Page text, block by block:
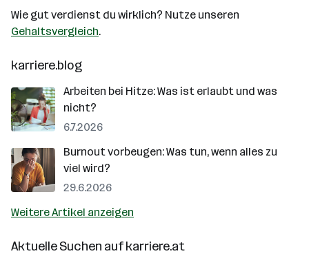
Wie gut verdienst du wirklich? Nutze unseren
Gehaltsvergleich.
karriere.blog
Arbeiten bei Hitze: Was ist erlaubt und was
nicht?
6.7.2026
Burnout vorbeugen: Was tun, wenn alles zu
viel wird?
29.6.2026
Weitere Artikel anzeigen
Aktuelle Suchen aufkarriere.at